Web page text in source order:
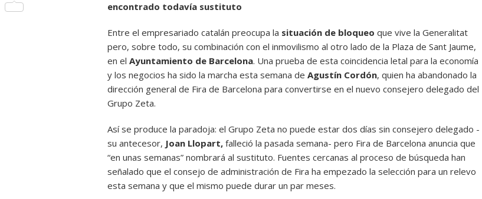
encontrado todavía sustituto
Entre el empresariado catalán preocupa la situación de bloqueo que vive la Generalitat
pero, sobre todo, su combinación con el inmovilismo al otro lado de la Plaza de Sant Jaume,
en el Ayuntamiento de Barcelona. Una prueba de esta coincidencia letal para la economía
y los negocios ha sido la marcha esta semana de Agustín Cordón, quien ha abandonado la
dirección general de Fira de Barcelona para convertirse en el nuevo consejero delegado del
Grupo Zeta.
Así se produce la paradoja: el Grupo Zeta no puede estar dos días sin consejero delegado -
su antecesor, Joan Llopart, falleció la pasada semana- pero Fira de Barcelona anuncia que
“en unas semanas” nombrará al sustituto. Fuentes cercanas al proceso de búsqueda han
señalado que el consejo de administración de Fira ha empezado la selección para un relevo
esta semana y que el mismo puede durar un par meses.
Compartir